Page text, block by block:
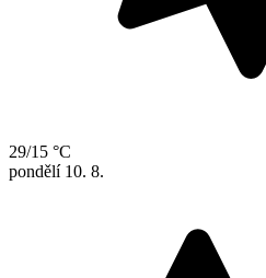
29/15 °C
pondělí 10. 8.